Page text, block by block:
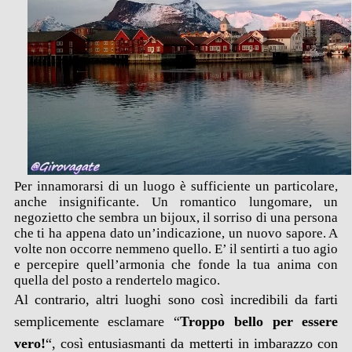
Per innamorarsi di un luogo è sufficiente un particolare,
anche insignificante. Un romantico lungomare, un
negozietto che sembra un bijoux, il sorriso di una persona
che ti ha appena dato un’indicazione, un nuovo sapore. A
volte non occorre nemmeno quello. E’ il sentirti a tuo agio
e percepire quell’armonia che fonde la tua anima con
quella del posto a rendertelo magico.
Al contrario, altri luoghi sono così incredibili da farti
semplicemente esclamare “Troppo bello per essere
vero!“, così entusiasmanti da metterti in imbarazzo con